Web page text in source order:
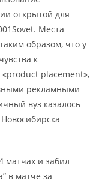
открытой для
Места
образом, что у
к
placement»,
рекламными
вуз казалось
матчах и забил
в матче за